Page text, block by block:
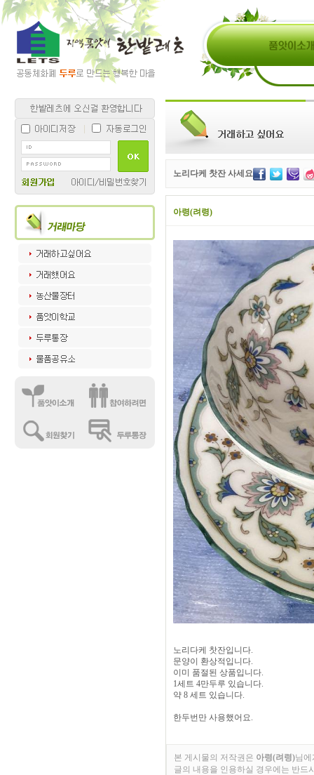
노리다케 찻잔 사세요
아령(려령)
노리다케 찻잔입니다.
문양이 환상적입니다.
이미 품절된 상품입니다.
1세트 4만두루 있습니다.
약 8 세트 있습니다.
한두번만 사용했어요.
본 게시물의 저작권은 아령(려령)님
글의 내용을 인용하실 경우에는 반드